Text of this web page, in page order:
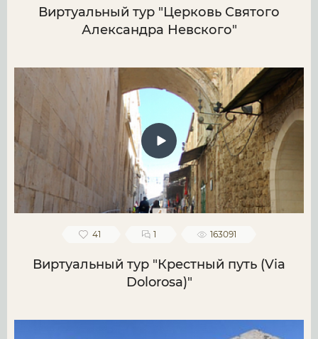
Виртуальный тур "Церковь Святого
Александра Невского"
41 1 163091
Виртуальный тур "Крестный путь (Via
Dolorosa)"